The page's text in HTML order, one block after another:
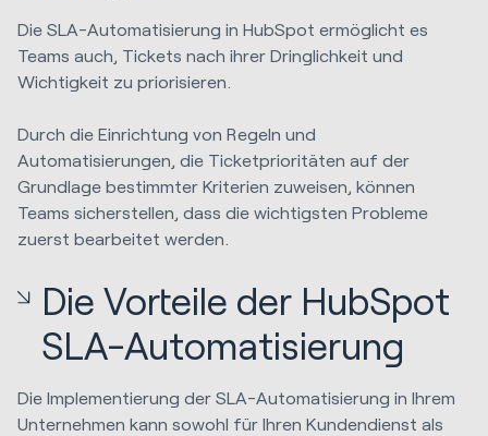
Die SLA-Automatisierung in HubSpot ermöglicht es
Teams auch, Tickets nach ihrer Dringlichkeit und
Wichtigkeit zu priorisieren.
Durch die Einrichtung von Regeln und
Automatisierungen, die Ticketprioritäten auf der
Grundlage bestimmter Kriterien zuweisen, können
Teams sicherstellen, dass die wichtigsten Probleme
zuerst bearbeitet werden.
Die Vorteile der HubSpot
SLA-Automatisierung
Die Implementierung der SLA-Automatisierung in Ihrem
Unternehmen kann sowohl für Ihren Kundendienst als